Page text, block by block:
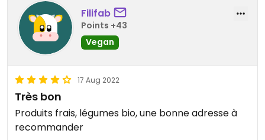
Filifab
Points +43
Vegan
17 Aug 2022
Très bon
Produits frais, légumes bio, une bonne adresse à
recommander